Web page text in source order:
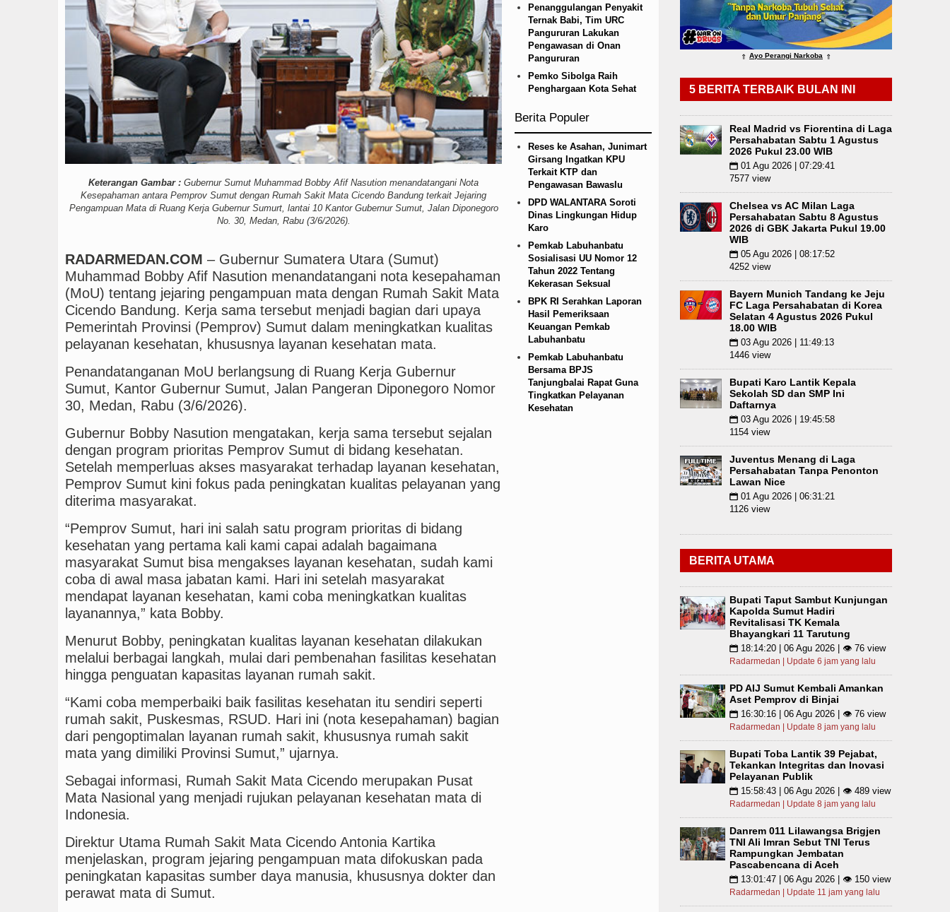
Chelsea Tumbang Ditekuk Juventus pada Laga Persahabatan di Hong Kong Bupati Taput Sambut Kunjungan Kapolda
Keterangan Gambar : Gubernur Sumut Muhammad Bobby Afif Nasution menandatangani Nota
Kesepahaman antara Pemprov Sumut dengan Rumah Sakit Mata Cicendo Bandung terkait Jejaring
Pengampuan Mata di Ruang Kerja Gubernur Sumurt, lantai 10 Kantor Gubernur Sumut, Jalan Diponegoro
No. 30, Medan, Rabu (3/6/2026).
RADARMEDAN.COM – Gubernur Sumatera Utara (Sumut)
Muhammad Bobby Afif Nasution menandatangani nota kesepahaman
(MoU) tentang jejaring pengampuan mata dengan Rumah Sakit Mata
Cicendo Bandung. Kerja sama tersebut menjadi bagian dari upaya
Pemerintah Provinsi (Pemprov) Sumut dalam meningkatkan kualitas
pelayanan kesehatan, khususnya layanan kesehatan mata.
Penandatanganan MoU berlangsung di Ruang Kerja Gubernur
Sumut, Kantor Gubernur Sumut, Jalan Pangeran Diponegoro Nomor
30, Medan, Rabu (3/6/2026).
Gubernur Bobby Nasution mengatakan, kerja sama tersebut sejalan
dengan program prioritas Pemprov Sumut di bidang kesehatan.
Setelah memperluas akses masyarakat terhadap layanan kesehatan,
Pemprov Sumut kini fokus pada peningkatan kualitas pelayanan yang
diterima masyarakat.
“Pemprov Sumut, hari ini salah satu program prioritas di bidang
kesehatan yang pertama kali kami capai adalah bagaimana
masyarakat Sumut bisa mengakses layanan kesehatan, sudah kami
coba di awal masa jabatan kami. Hari ini setelah masyarakat
mendapat layanan kesehatan, kami coba meningkatkan kualitas
layanannya,” kata Bobby.
Menurut Bobby, peningkatan kualitas layanan kesehatan dilakukan
melalui berbagai langkah, mulai dari pembenahan fasilitas kesehatan
hingga penguatan kapasitas layanan rumah sakit.
“Kami coba memperbaiki baik fasilitas kesehatan itu sendiri seperti
rumah sakit, Puskesmas, RSUD. Hari ini (nota kesepahaman) bagian
dari pengoptimalan layanan rumah sakit, khususnya rumah sakit
mata yang dimiliki Provinsi Sumut,” ujarnya.
Sebagai informasi, Rumah Sakit Mata Cicendo merupakan Pusat
Mata Nasional yang menjadi rujukan pelayanan kesehatan mata di
Indonesia.
Direktur Utama Rumah Sakit Mata Cicendo Antonia Kartika
menjelaskan, program jejaring pengampuan mata difokuskan pada
peningkatan kapasitas sumber daya manusia, khususnya dokter dan
perawat mata di Sumut.
Penanggulangan Penyakit
Ternak Babi, Tim URC
Pangururan Lakukan
Pengawasan di Onan
Pangururan
Pemko Sibolga Raih
Penghargaan Kota Sehat
Berita Populer
Reses ke Asahan, Junimart
Girsang Ingatkan KPU
Terkait KTP dan
Pengawasan Bawaslu
DPD WALANTARA Soroti
Dinas Lingkungan Hidup
Karo
Pemkab Labuhanbatu
Sosialisasi UU Nomor 12
Tahun 2022 Tentang
Kekerasan Seksual
BPK RI Serahkan Laporan
Hasil Pemeriksaan
Keuangan Pemkab
Labuhanbatu
Pemkab Labuhanbatu
Bersama BPJS
Tanjungbalai Rapat Guna
Tingkatkan Pelayanan
Kesehatan
⇑ Ayo Perangi Narkoba ⇑
5 BERITA TERBAIK BULAN INI
Real Madrid vs Fiorentina di Laga
Persahabatan Sabtu 1 Agustus
2026 Pukul 23.00 WIB
📅 01 Agu 2026 | 07:29:41
7577 view
Chelsea vs AC Milan Laga
Persahabatan Sabtu 8 Agustus
2026 di GBK Jakarta Pukul 19.00
WIB
📅 05 Agu 2026 | 08:17:52
4252 view
Bayern Munich Tandang ke Jeju
FC Laga Persahabatan di Korea
Selatan 4 Agustus 2026 Pukul
18.00 WIB
📅 03 Agu 2026 | 11:49:13
1446 view
Bupati Karo Lantik Kepala
Sekolah SD dan SMP Ini
Daftarnya
📅 03 Agu 2026 | 19:45:58
1154 view
Juventus Menang di Laga
Persahabatan Tanpa Penonton
Lawan Nice
📅 01 Agu 2026 | 06:31:21
1126 view
BERITA UTAMA
Bupati Taput Sambut Kunjungan
Kapolda Sumut Hadiri
Revitalisasi TK Kemala
Bhayangkari 11 Tarutung
📅 18:14:20 | 06 Agu 2026 | 👁 76 view
Radarmedan | Update 6 jam yang lalu
PD AIJ Sumut Kembali Amankan
Aset Pemprov di Binjai
📅 16:30:16 | 06 Agu 2026 | 👁 76 view
Radarmedan | Update 8 jam yang lalu
Bupati Toba Lantik 39 Pejabat,
Tekankan Integritas dan Inovasi
Pelayanan Publik
📅 15:58:43 | 06 Agu 2026 | 👁 489 view
Radarmedan | Update 8 jam yang lalu
Danrem 011 Lilawangsa Brigjen
TNI Ali Imran Sebut TNI Terus
Rampungkan Jembatan
Pascabencana di Aceh
📅 13:01:47 | 06 Agu 2026 | 👁 150 view
Radarmedan | Update 11 jam yang lalu